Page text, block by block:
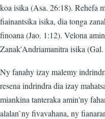
koa isika (Asa. 26:18). Rehefa
fiainantsika isika, dia tonga
finoana (Jao. 1:12). Velona
Zanak'Andriamanitra isika
Ny fanahy izay malemy
resena indrindra dia izay
miankina tanteraka amin'ny
alalan`ny fivavahana, ny